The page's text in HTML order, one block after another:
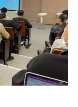
低建築物能源消
築日常節能三大
其中空調及照明
程學系教授黃國
汰換、